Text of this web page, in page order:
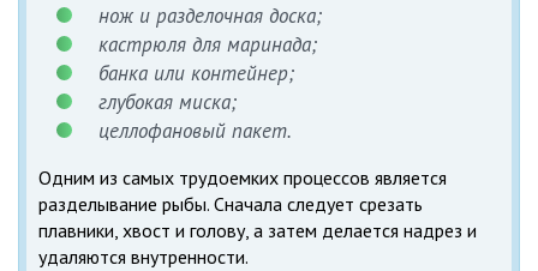
нож и разделочная доска;
кастрюля для маринада;
банка или контейнер;
глубокая миска;
целлофановый пакет.
Одним из самых трудоемких процессов является
разделывание рыбы. Сначала следует срезать
плавники, хвост и голову, а затем делается надрез и
удаляются внутренности.